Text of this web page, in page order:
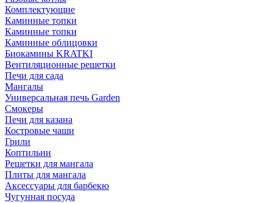
Комплектующие
Каминные топки
Каминные топки
Каминные облицовки
Биокамины KRATKI
Вентиляционные решетки
Печи для сада
Мангалы
Универсальная печь Garden
Смокеры
Печи для казана
Костровые чаши
Грили
Коптильни
Решетки для мангала
Плиты для мангала
Аксессуары для барбекю
Чугунная посуда